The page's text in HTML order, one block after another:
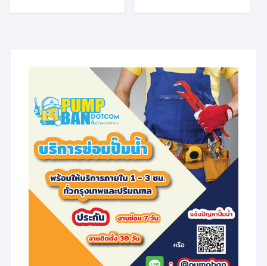
may
chosen
on
product
page
may
be
chosen
on
the
product
page